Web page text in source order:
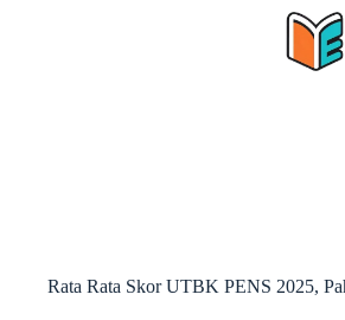
Rata Rata Skor UTBK PENS 2025,